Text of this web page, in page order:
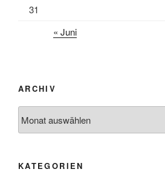
31
« Juni
ARCHIV
KATEGORIEN